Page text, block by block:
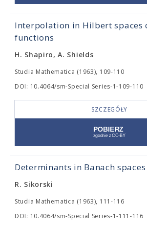
Interpolation in Hilbert spaces
functions
H. Shapiro, A. Shields
Studia Mathematica (1963), 109-110
DOI: 10.4064/sm-Special Series-1-109-110
SZCZEGÓŁY
Determinants in Banach spaces
R. Sikorski
Studia Mathematica (1963), 111-116
DOI: 10.4064/sm-Special Series-1-111-116